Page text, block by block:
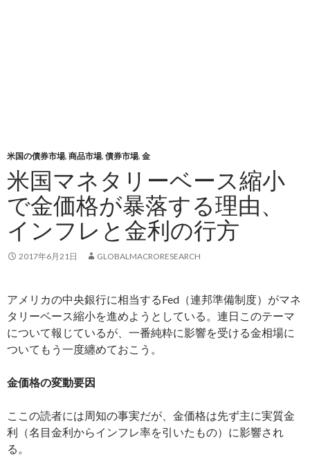
米国の債券市場, 商品市場, 債券市場, 金
米国マネタリーベース縮小
で金価格が暴落する理由、
インフレと金利の行方
2017年6月21日 GLOBALMACRORESEARCH
アメリカの中央銀行に相当するFed（連邦準備制度）がマネ
タリーベース縮小を進めようとしている。連日このテーマ
について報じているが、一番純粋に影響を受ける金相場に
ついてもう一度纏めておこう。
金価格の変動要因
ここの読者には周知の事実だが、金価格は先ず主に実質金
利（名目金利からインフレ率を引いたもの）に影響され
る。